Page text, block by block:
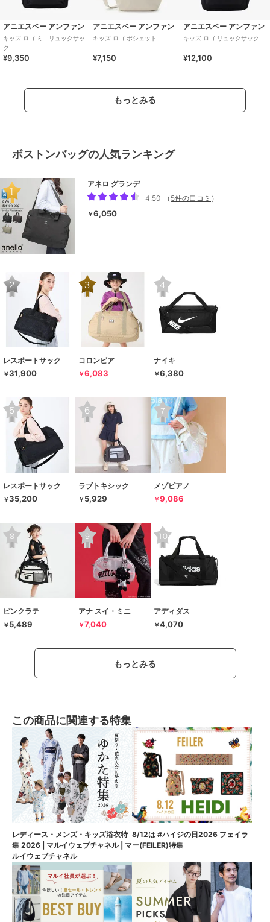
アニエスベー アンファン
キッズ ロゴ ミニリュックサッ
ク
¥9,350
アニエスベー アンファン
キッズ ロゴ ポシェット
¥7,150
アニエスベー アンファン
キッズ ロゴ リュックサック
¥12,100
もっとみる
ボストンバッグの人気ランキング
アネロ グランデ
4.50
（ 5件の口コミ ）
￥6,050
レスポートサック
￥31,900
コロンビア
￥6,083
ナイキ
￥6,380
レスポートサック
￥35,200
ラブトキシック
￥ 5,929
メゾピアノ
￥9,086
ピンクラテ
￥ 5,489
アナ スイ・ミニ
￥7,040
アディダス
￥4,070
もっとみる
この商品に関連する特集
レディース・メンズ・キッズ浴衣特
集 2026 | マルイウェブチャネル | マ
ルイウェブチャネル
8/12は #ハイジの日2026 フェイラ
ー(FEILER)特集